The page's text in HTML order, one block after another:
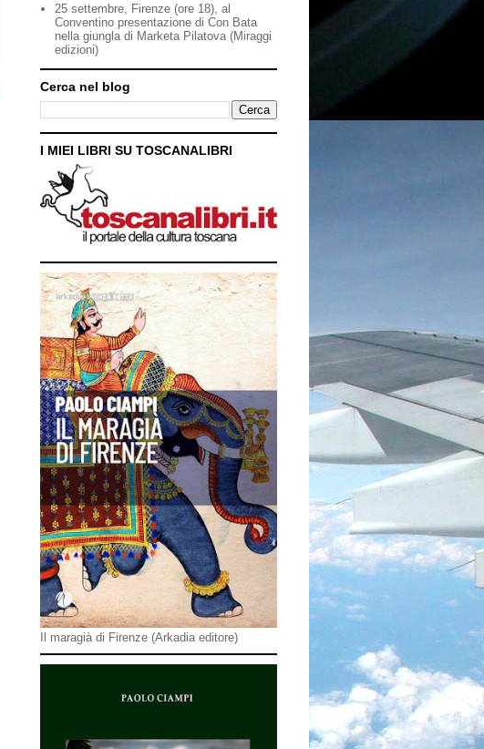
25 settembre, Firenze (ore 18), al
Conventino presentazione di Con Bata
nella giungla di Marketa Pilatova (Miraggi
edizioni)
Cerca nel blog
I MIEI LIBRI SU TOSCANALIBRI
Il maragià di Firenze (Arkadia editore)